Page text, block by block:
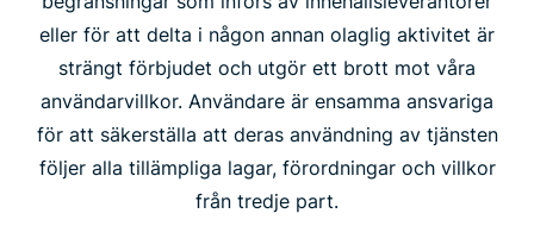
eller för att delta i någon annan olaglig aktivitet är
strängt förbjudet och utgör ett brott mot våra
användarvillkor. Användare är ensamma ansvariga
för att säkerställa att deras användning av tjänsten
följer alla tillämpliga lagar, förordningar och villkor
från tredje part.